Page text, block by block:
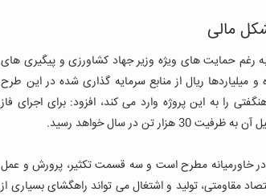
مالی
حمایت های ویژه وزیر جهاد کشاورزی و پیگیری های
ریال از منابع سرمایه گذاری شده در این طرح
را به این پروژه وارد می کند، افزود: برای اجرای فاز
خاورمیانه مطرح است و سه قسمت تکثیر، پرورش و عمل
مقاومتی، تولید و اشتغال می تواند راهگشای بسیاری از